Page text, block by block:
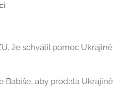
že schválil pomoc Ukrajině
Babiše, aby prodala Ukrajině